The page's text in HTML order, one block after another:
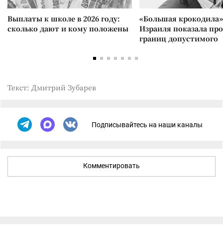
Выплаты к школе в 2026 году:
сколько дают и кому положены
«Большая
Израиля показала
границ допустимого
Текст: Дмитрий Зубарев
Подписывайтесь на наши каналы
Комментировать